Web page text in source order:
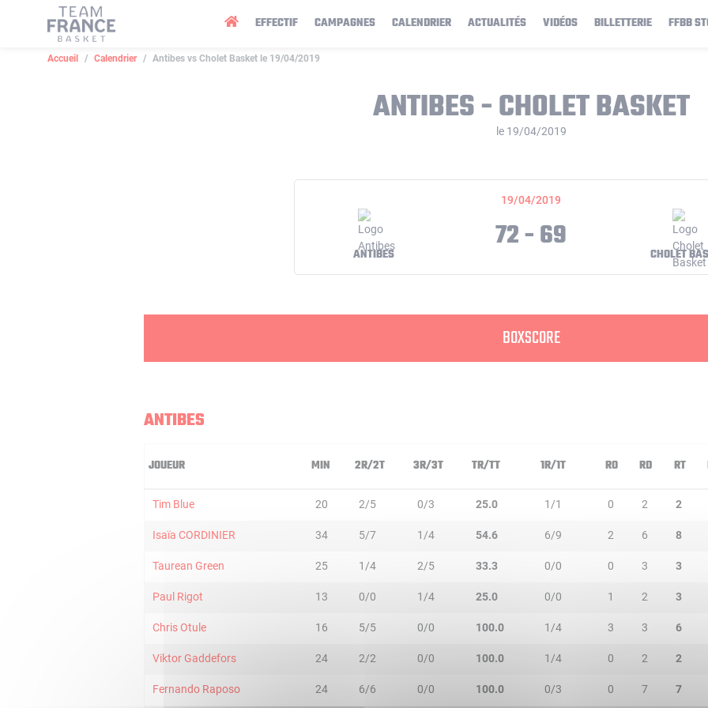
EFFECTIF CAMPAGNES CALENDRIER ACTUALITÉS VIDÉOS BILLETTERIE FFBB
Accueil Calendrier Antibes vs Cholet Basket le 19/04/2019
ANTIBES - CHOLET BASKET
le 19/04/2019
19/04/2019
ANTIBES 72 - 69 CHOLET
BOXSCORE
ANTIBES
JOUEUR MIN 2R/2T 3R/3T TR/TT 1R/1T RO RD RT
Tim Blue 20 2/5 0/3 25.0 1/1 0 2 2
Isaïa CORDINIER 34 5/7 1/4 54.6 6/9 2 6 8
Taurean Green 25 1/4 2/5 33.3 0/0 0 3 3
Paul Rigot 13 0/0 1/4 25.0 0/0 1 2 3
Chris Otule 16 5/5 0/0 100.0 1/4 3 3 6
Viktor Gaddefors 24 2/2 0/0 100.0 1/4 0 2 2
Fernando Raposo 24 6/6 0/0 100.0 0/3 0 7 7
Panneau de gestion des cookies